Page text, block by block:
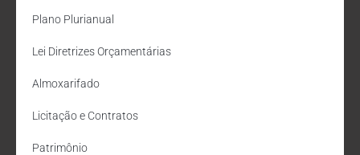
Plano Plurianual
Lei Diretrizes Orçamentárias
Almoxarifado
Licitação e Contratos
Patrimônio